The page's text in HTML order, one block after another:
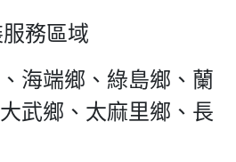
務區域
海端鄉、綠島鄉、蘭
武鄉、太麻里鄉、長